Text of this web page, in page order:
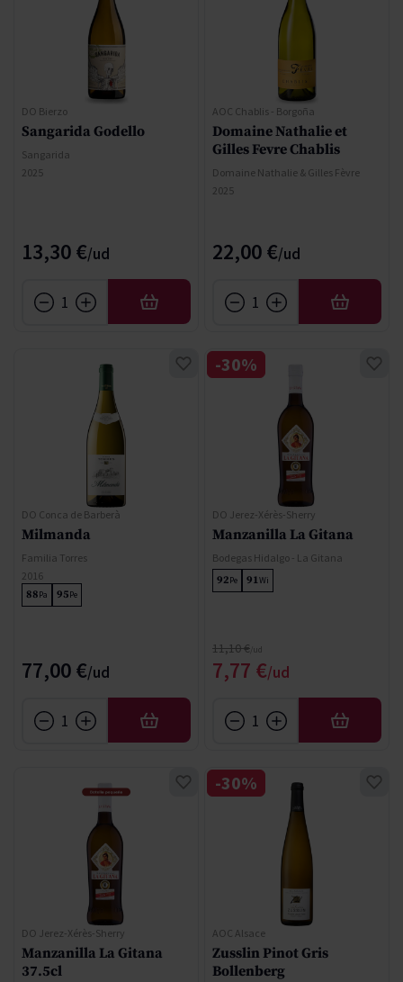
DO Bierzo
Sangarida Godello
Sangarida
2025
13,30 €
AFEGIR
AOC Chablis - Borgoña
Domaine Nathalie et
Gilles Fevre Chablis
Domaine Nathalie & Gilles Fèvre
2025
22,00 €
AFEGIR
DO Conca de Barberà
Milmanda
Familia Torres
2016
88Pa 95Pe
77,00 €
AFEGIR
DO Jerez-Xérès-Sherry
Manzanilla La Gitana
Bodegas Hidalgo - La Gitana
92Pe 91Wi
Special Price
7,77 €
Regular Price
11,10 €
-30%
AFEGIR
DO Jerez-Xérès-Sherry
Manzanilla La Gitana
37.5cl
AOC Alsace
Zusslin Pinot Gris
Bollenberg
-30%